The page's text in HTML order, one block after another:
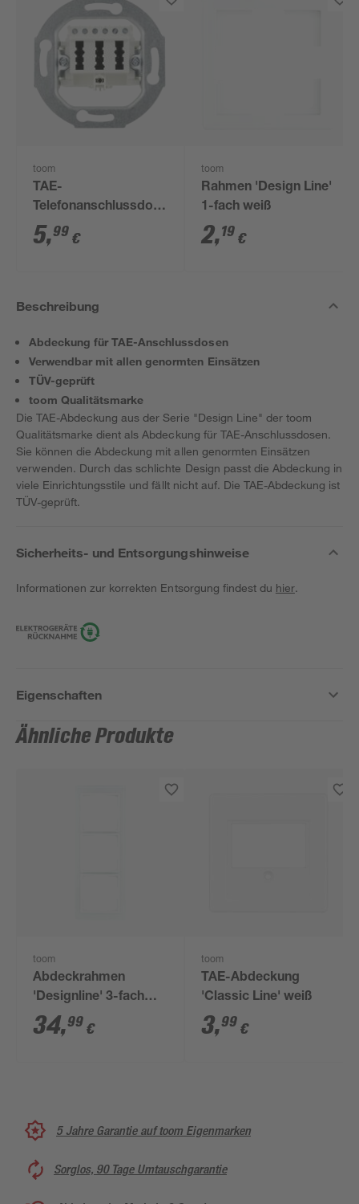
toom
TAE-
Telefonanschlussdose
3-fach, ohne
Abdeckung
5,99 €
toom
Rahmen 'Design Line'
1-fach weiß
2,19 €
Beschreibung
Abdeckung für TAE-Anschlussdosen
Verwendbar mit allen genormten Einsätzen
TÜV-geprüft
toom Qualitätsmarke
Die TAE-Abdeckung aus der Serie "Design Line" der toom
Qualitätsmarke dient als Abdeckung für TAE-Anschlussdosen.
Sie können die Abdeckung mit allen genormten Einsätzen
verwenden. Durch das schlichte Design passt die Abdeckung in
viele Einrichtungsstile und fällt nicht auf. Die TAE-Abdeckung ist
TÜV-geprüft.
Sicherheits- und Entsorgungshinweise
Informationen zur korrekten Entsorgung findest du hier.
Eigenschaften
Ähnliche Produkte
toom
Abdeckrahmen
'Designline' 3-fach
Glas
34,99 €
toom
TAE-Abdeckung
'Classic Line' weiß
3,99 €
5 Jahre Garantie auf toom Eigenmarken
Sorglos, 90 Tage Umtauschgarantie